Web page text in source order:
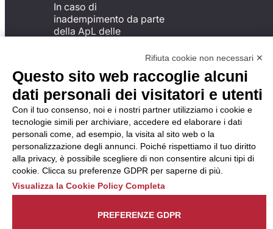
In caso di
inadempimento da parte
della ApL delle
del Codice di Condotta, è
possibile presentare un
reclamo
all’Organismo di
Monitoraggio utilizzando
una delle modalità
descritte al seguente
indirizzo web
https://odm-
agenzielavoro.it/reclami/ .
Rifiuta cookie non necessari ✕
Questo sito web raccoglie alcuni
dati personali dei visitatori e utenti
Con il tuo consenso, noi e i nostri partner utilizziamo i cookie e
tecnologie simili per archiviare, accedere ed elaborare i dati
personali come, ad esempio, la visita al sito web o la
personalizzazione degli annunci. Poiché rispettiamo il tuo diritto
alla privacy, è possibile scegliere di non consentire alcuni tipi di
cookie. Clicca su preferenze GDPR per saperne di più.
Visualizza la Cookie Policy Completa
PREFERENZE GDPR